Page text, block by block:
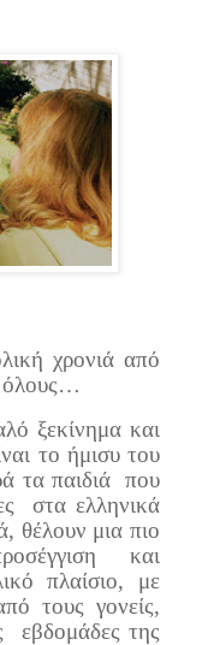
χρονιά από
όλους…
ξεκίνημα και
το ήμισυ του
τα παιδιά που
στα ελληνικά
θέλουν μια πιο
και
πλαίσιο, με
τους γονείς,
εβδομάδες της